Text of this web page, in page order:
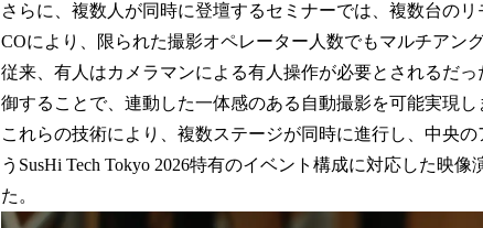
さらに、複数人が同時に登壇するセミナーでは、複数台の
COにより、限られた撮影オペレーター人数でもマルチアン
従来、有人はカメラマンによる有人操作が必要とされるだ
御することで、連動した一体感のある自動撮影を可能実現し
これらの技術により、複数ステージが同時に進行し、中央
うSusHi Tech Tokyo 2026特有のイベント構成に対応した映
た。